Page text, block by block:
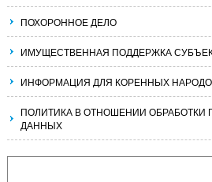
ПОХОРОННОЕ ДЕЛО
ИМУЩЕСТВЕННАЯ ПОДДЕРЖКА
ИНФОРМАЦИЯ ДЛЯ КОРЕННЫХ
ПОЛИТИКА В ОТНОШЕНИИ
ДАННЫХ